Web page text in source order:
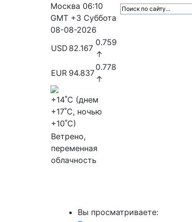
Москва 06:10
GMT +3 Суббота
08-08-2026
USD 82.167
0.759
↑
EUR 94.837
0.778
↑
+14˚C (днем
+17˚C, ночью
+10˚C)
Ветрено,
переменная
облачность
Вы просматриваете: